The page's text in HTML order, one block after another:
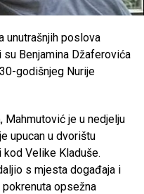
KM
KM
7.500 KM
zaposlenih-u-
poslova
Benjamina Džaferovića
godišnjeg Nurije
Mahmutović je u nedjelju
upucan u dvorištu
Velike Kladuše.
s mjesta događaja i
opsežna